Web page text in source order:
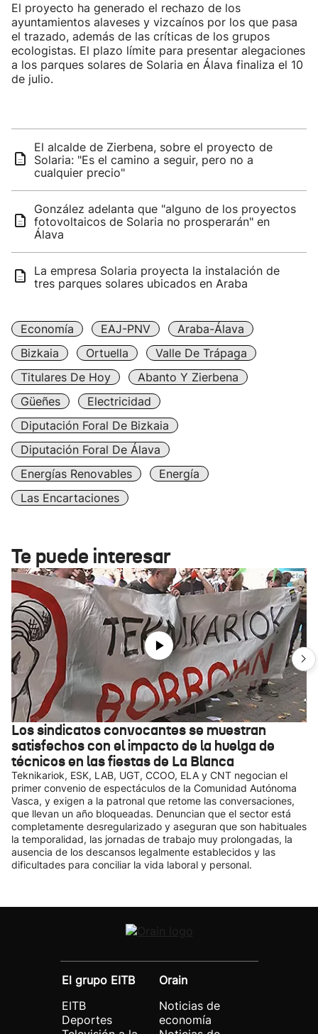
El proyecto ha generado el rechazo de los
ayuntamientos alaveses y vizcaínos por los que pasa
el trazado, además de las críticas de los grupos
ecologistas. El plazo límite para presentar alegaciones
a los parques solares de Solaria en Álava finaliza el 10
de julio.
El alcalde de Zierbena, sobre el proyecto de
Solaria: "Es el camino a seguir, pero no a
cualquier precio"
González adelanta que "alguno de los proyectos
fotovoltaicos de Solaria no prosperarán" en
Álava
La empresa Solaria proyecta la instalación de
tres parques solares ubicados en Araba
Economía EAJ-PNV
Araba-Álava
Bizkaia
Ortuella
Valle De Trápaga
Titulares De Hoy
Abanto Y Zierbena
Güeñes
Electricidad
Diputación Foral De Bizkaia
Diputación Foral De Álava
Energías Renovables
Energía
Las Encartaciones
Te puede interesar
Los sindicatos convocantes se muestran
satisfechos con el impacto de la huelga de
técnicos en las fiestas de La Blanca
Teknikariok, ESK, LAB, UGT, CCOO, ELA y CNT negocian el
primer convenio de espectáculos de la Comunidad Autónoma
Vasca, y exigen a la patronal que retome las conversaciones,
que llevan un año bloqueadas. Denuncian que el sector está
completamente desregularizado y aseguran que son habituales
la temporalidad, las jornadas de trabajo muy prolongadas, la
ausencia de los descansos legalmente establecidos y las
dificultades para conciliar la vida laboral y personal.
El grupo EITB
EITB
Deportes
Orain
Noticias de
economía